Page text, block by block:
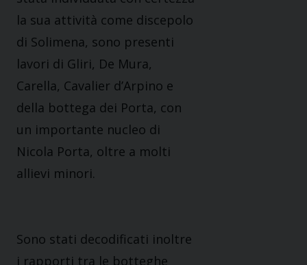
la sua attività come discepolo
di Solimena, sono presenti
lavori di Gliri, De Mura,
Carella, Cavalier d’Arpino e
della bottega dei Porta, con
un importante nucleo di
Nicola Porta, oltre a molti
allievi minori.
Sono stati decodificati inoltre
i rapporti tra le botteghe